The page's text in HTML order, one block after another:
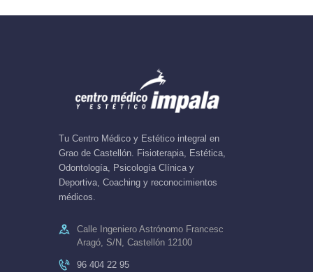
Tu Centro Médico y Estético integral en
Grao de Castellón. Fisioterapia, Estética,
Odontología, Psicología Clínica y
Deportiva, Coaching y reconocimientos
médicos.
Calle Ingeniero Astrónomo Francesc
Aragó, S/N, Castellón 12100
96 404 22 95